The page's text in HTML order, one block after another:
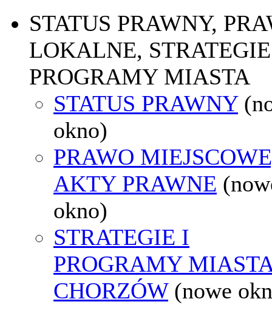
STATUS PRAWNY,
LOKALNE,
PROGRAMY MIASTA
STATUS PRAWNY
okno)
PRAWO
AKTY PRAWNE
okno)
STRATEGIE I
PROGRAMY
CHORZÓW (nowe